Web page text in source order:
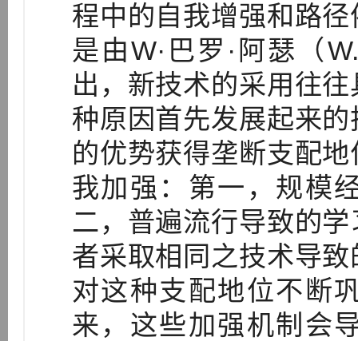
程中的自我增强和路
是由W·巴罗·阿瑟（
出，新技术的采用往
种原因首先发展起来
的优势获得垄断支配
我加强：第一，规模
二，普遍流行导致的
者采取相同之技术导
对这种支配地位不断
来，这些加强机制会